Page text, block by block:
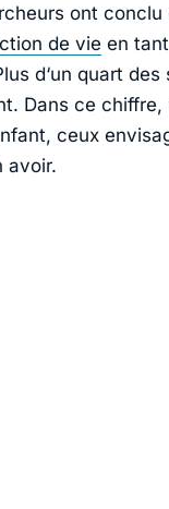
ont conclu
de vie en
d‘un quart
Dans ce
ceux
avoir.